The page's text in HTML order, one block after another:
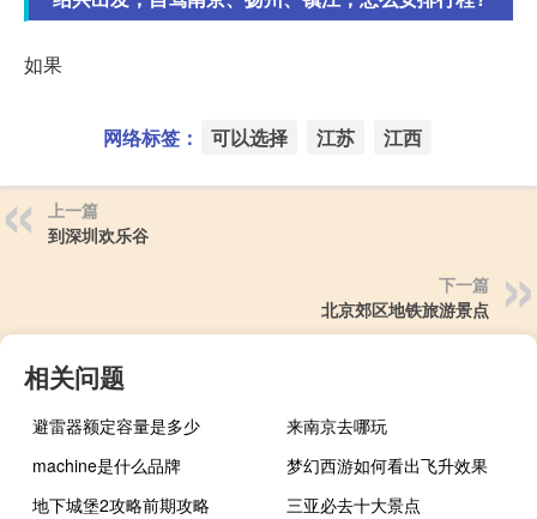
如果
网络标签： 可以选择 江苏 江西
上一篇
到深圳欢乐谷
下一篇
北京郊区地铁旅游景点
相关问题
避雷器额定容量是多少
来南京去哪玩
machine是什么品牌
梦幻西游如何看出飞升效果
地下城堡2攻略前期攻略
三亚必去十大景点